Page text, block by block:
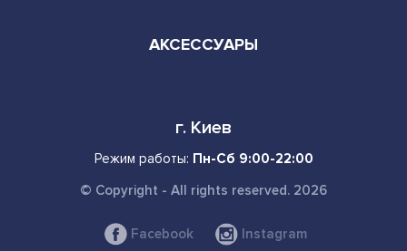
АКСЕССУАРЫ
г. Киев
Режим работы: Пн-Сб 9:00-22:00
© Copyright - All rights reserved. 2026
Facebook Instagram